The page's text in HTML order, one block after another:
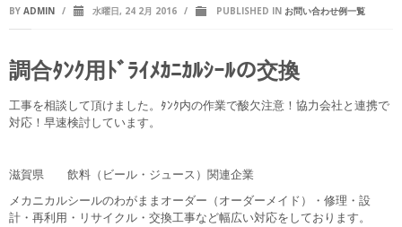
BY ADMIN / 水曜日, 24 2月 2016 / PUBLISHED IN お問い合わせ例一覧
調合ﾀﾝｸ用ﾄﾞﾗｲﾒｶﾆｶﾙｼｰﾙの交換
工事を相談して頂けました。ﾀﾝｸ内の作業で酸欠注意！協力会社と連携で
対応！早速検討しています。
滋賀県 飲料（ビール・ジュース）関連企業
メカニカルシールのわがままオーダー（オーダーメイド）・修理・設
計・再利用・リサイクル・交換工事など幅広い対応をしております。